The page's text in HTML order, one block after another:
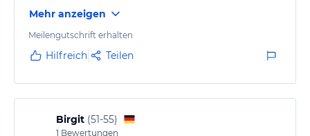
Mehr anzeigen
Meilengutschrift erhalten
Hilfreich Teilen
Birgit (51-55)
1 Bewertungen